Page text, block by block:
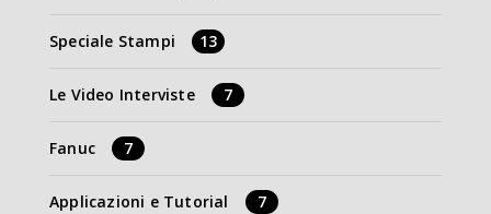
Speciale Stampi 13
Le Video Interviste 7
Fanuc 7
Applicazioni e Tutorial 7